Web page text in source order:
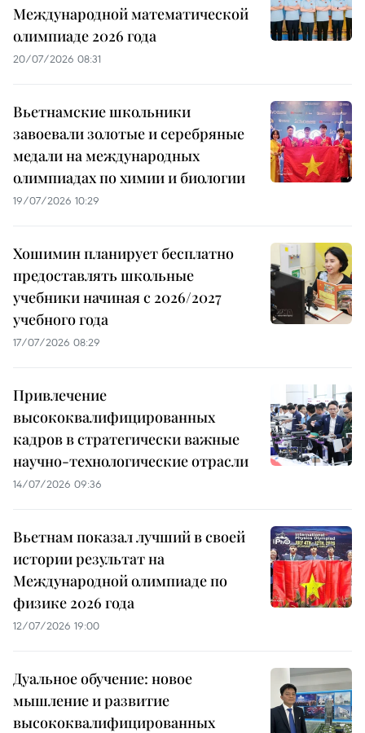
Международной математической
олимпиаде 2026 года
20/07/2026 08:31
Вьетнамские школьники
завоевали золотые и серебряные
медали на международных
олимпиадах по химии и биологии
19/07/2026 10:29
Хошимин планирует бесплатно
предоставлять школьные
учебники начиная с 2026/2027
учебного года
17/07/2026 08:29
Привлечение
высококвалифицированных
кадров в стратегически важные
научно-технологические отрасли
14/07/2026 09:36
Вьетнам показал лучший в своей
истории результат на
Международной олимпиаде по
физике 2026 года
12/07/2026 19:00
Дуальное обучение: новое
мышление и развитие
высококвалифицированных